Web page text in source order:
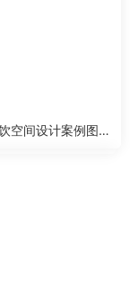
空间设计案例图集